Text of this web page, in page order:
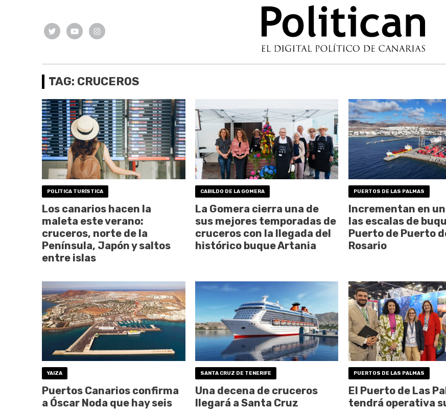
TAG: CRUCEROS
POLÍTICA TURÍSTICA
Los canarios hacen la
maleta este verano:
cruceros, norte de la
Península, Japón y saltos
entre islas
CABILDO DE LA GOMERA
La Gomera cierra una de
sus mejores temporadas de
cruceros con la llegada del
histórico buque Artania
PUERTOS DE LAS PALMAS
Incrementan en un
las escalas de
Puerto de Puerto
Rosario
YAIZA
Puertos Canarios confirma
a Óscar Noda que hay seis
SANTA CRUZ DE TENERIFE
Una decena de cruceros
llegará a Santa Cruz
PUERTOS DE LAS PALMAS
El Puerto de Las
tendrá operativa